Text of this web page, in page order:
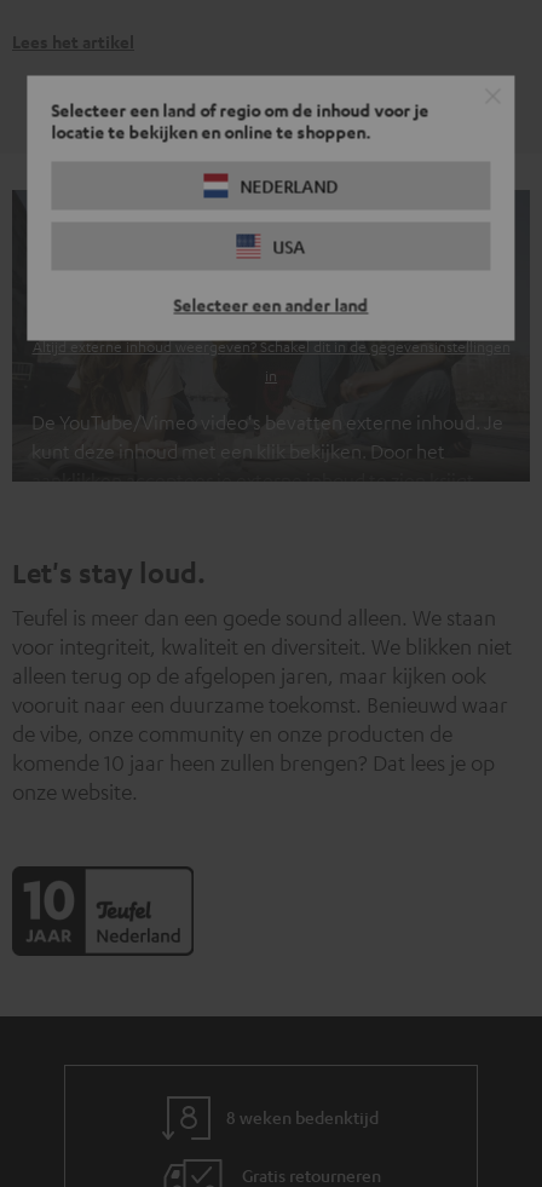
Selecteer een land of regio om de inhoud voor je
locatie te bekijken en online te shoppen.
NEDERLAND
USA
Selecteer een ander land
EENMALIG AKKOORD GAAN EN WEERGEVEN
Altijd externe inhoud weergeven? Schakel dit in de gegevensinstellingen
in
De YouTube/Vimeo video's bevatten externe inhoud. Je
kunt deze inhoud met een klik bekijken. Door het
aanklikken accepteer je externe inhoud te zien krijgt.
hierover vind je in ons
Let's stay loud.
Teufel is meer dan een goede sound alleen. We staan
voor integriteit, kwaliteit en diversiteit. We blikken niet
alleen terug op de afgelopen jaren, maar kijken ook
vooruit naar een duurzame toekomst. Benieuwd waar
de vibe, onze community en onze producten de
komende 10 jaar heen zullen brengen? Dat lees je op
onze website.
8 weken bedenktijd
Gratis retourneren